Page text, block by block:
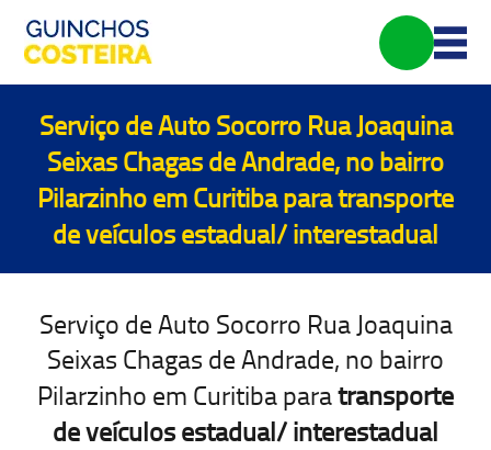
Serviço de Auto Socorro Rua Joaquina
Seixas Chagas de Andrade, no bairro
Pilarzinho em Curitiba paratransporte
de veículos estadual/ interestadual
Serviço de Auto Socorro Rua Joaquina
Seixas Chagas de Andrade, no bairro
Pilarzinho em Curitiba paratransporte
de veículos estadual/ interestadual